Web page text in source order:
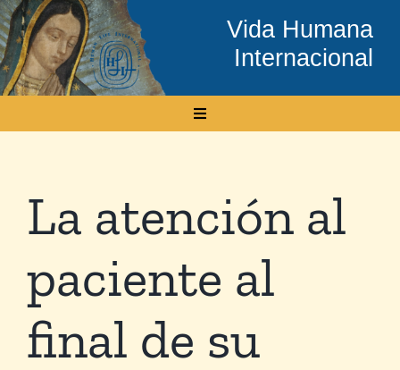
Skip
to
content
Vida Humana
Internacional
Toggle
Conócenos
Temas
Boletín Electrónico
La atención al
paciente al
final de su